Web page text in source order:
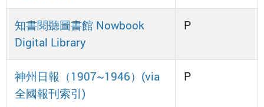
知書閱聽圖書館 Nowbook
Digital Library
P
神州日報（1907~1946）(via
全國報刊索引)
P